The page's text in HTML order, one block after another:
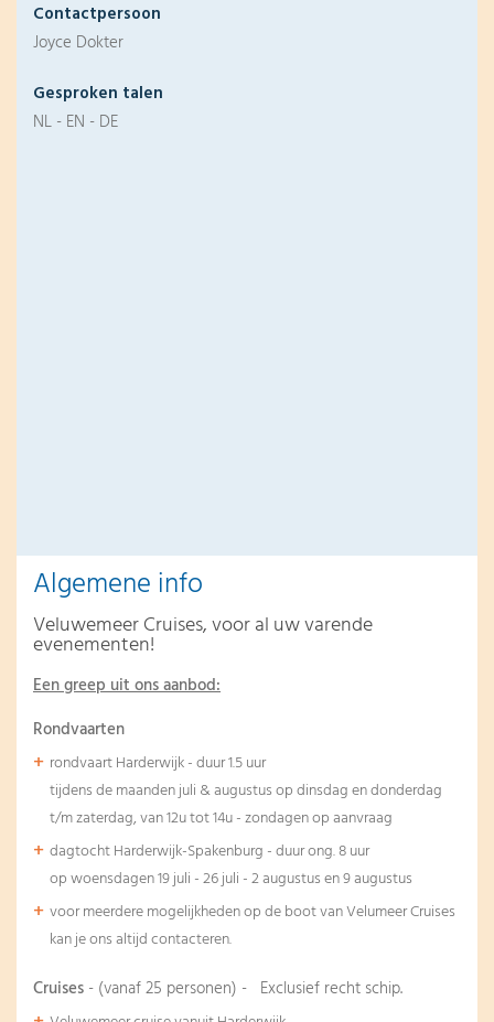
Contactpersoon
Joyce Dokter
Gesproken talen
NL - EN - DE
Algemene info
Veluwemeer Cruises, voor al uw varende
evenementen!
Een greep uit ons aanbod:
Rondvaarten
rondvaart Harderwijk - duur 1.5 uur
tijdens de maanden juli & augustus op dinsdag en donderdag
t/m zaterdag, van 12u tot 14u - zondagen op aanvraag
dagtocht Harderwijk-Spakenburg - duur ong. 8 uur
op woensdagen 19 juli - 26 juli - 2 augustus en 9 augustus
voor meerdere mogelijkheden op de boot van Velumeer Cruises
kan je ons altijd contacteren.
Cruises - (vanaf 25 personen) - Exclusief recht schip.